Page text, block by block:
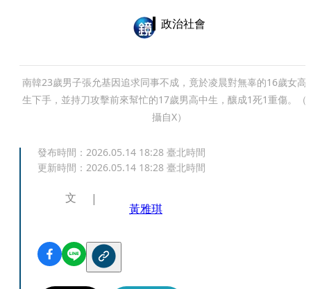
政治社會
南韓23歲男子張允基因追求同事不成，竟於凌晨對無辜的16歲女高
生下手，並持刀攻擊前來幫忙的17歲男高中生，釀成1死1重傷。（
攝自X）
發布時間： 2026.05.14 18:28 臺北時間
更新時間： 2026.05.14 18:28 臺北時間
文
黃雅琪